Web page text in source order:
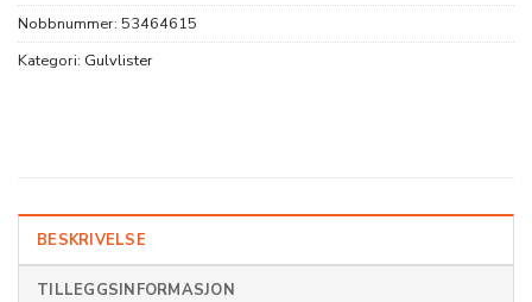
Nobbnummer: 53464615
Kategori: Gulvlister
BESKRIVELSE
TILLEGGSINFORMASJON